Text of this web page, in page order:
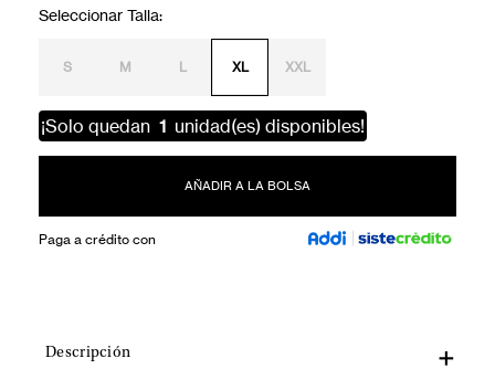
S M L XL XXL
¡Solo quedan 1 unidad(es) disponibles!
AÑADIR A LA BOLSA
Paga a crédito con
Descripción